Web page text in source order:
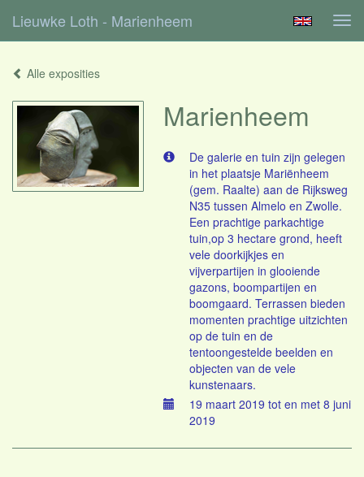
Lieuwke Loth - Marienheem
Alle exposities
Marienheem
De galerie en tuin zijn gelegen
in het plaatsje Mariënheem
(gem. Raalte) aan de Rijksweg
N35 tussen Almelo en Zwolle.
Een prachtige parkachtige
tuin,op 3 hectare grond, heeft
vele doorkijkjes en
vijverpartijen in glooiende
gazons, boompartijen en
boomgaard. Terrassen bieden
momenten prachtige uitzichten
op de tuin en de
tentoongestelde beelden en
objecten van de vele
kunstenaars.
19 maart 2019 tot en met 8 juni
2019